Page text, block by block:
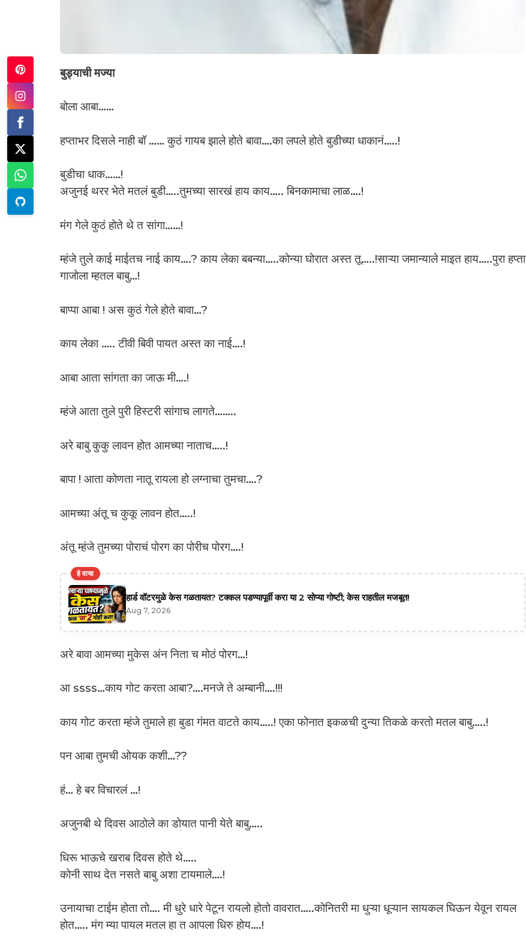
बुड्याची मज्या
बोला आबा……
हप्ताभर दिसले नाही बॉ …… कुठं गायब झाले होते बावा….का लपले होते बुडीच्या धाकानं…..!
बुडीचा धाक……!
अजुनई थरर भेते मतलं बुडी…..तुमच्या सारखं हाय काय….. बिनकामाचा लाळ….!
मंग गेले कुठं होते थे त सांगा……!
म्हंजे तुले काई माईतच नाई काय….? काय लेका बबन्या…..कोन्या घोरात अस्त तू…..!साऱ्या जमान्याले माइत हाय…..पुरा हप्ता
गाजोला म्हतल बाबु…!
बाप्पा आबा ! अस कुठं गेले होते बावा…?
काय लेका ….. टीवी बिवी पायत अस्त का नाई….!
आबा आता सांगता का जाऊ मी….!
म्हंजे आता तुले पुरी हिस्टरी सांगाच लागते……..
अरे बाबु कुकु लावन होत आमच्या नाताच…..!
बापा ! आता कोणता नातू रायला हो लग्नाचा तुमचा….?
आमच्या अंतू च कुकू लावन होत…..!
अंतू म्हंजे तुमच्या पोराचं पोरग का पोरीच पोरग….!
हे वाचा
हार्ड वॉटरमुळे केस गळतायत? टक्कल पडण्यापूर्वी करा या 2 सोप्या गोष्टी; केस राहतील मजबूत!
Aug 7, 2026
अरे बावा आमच्या मुकेस अंन निता च मोठं पोरग…!
आ ssss…काय गोट करता आबा?….मनजे ते अम्बानी….!!!
काय गोट करता म्हंजे तुमाले हा बुडा गंमत वाटते काय…..! एका फोनात इकळची दुन्या तिकळे करतो मतल बाबु…..!
पन आबा तुमची ओयक कशी…??
हं… हे बर विचारलं …!
अजुनबी थे दिवस आठोले का डोयात पानी येते बाबु…..
धिरू भाऊचे खराब दिवस होते थे…..
कोनी साथ देत नसते बाबु अशा टायमाले….!
उनायाचा टाईम होता तो…. मी धुरे धारे पेटून रायलो होतो वावरात…..कोनितरी मा धुऱ्या धूऱ्यान सायकल घिऊन येवून रायल
होत….. मंग म्या पायल मतल हा त आपला धिरु होय….!